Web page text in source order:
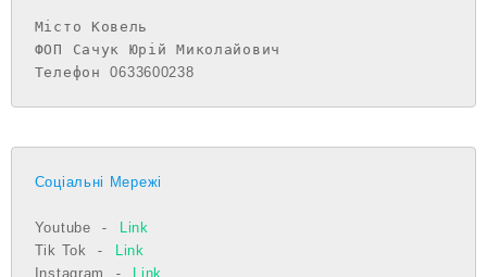
Місто Ковель
ФОП Сачук Юрій Миколайович
Телефон 0633600238
Соціальні Мережі
Youtube -
Link
Tik Tok
-
Link
Instagram
-
Link